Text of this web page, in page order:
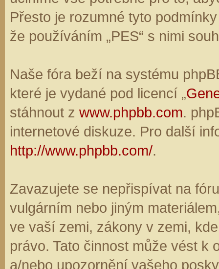
Přesto je rozumné tyto
že používáním „PES“ s nimi
Naše fóra beží na systému
které je vydané pod licencí „
stáhnout z www.phpbb.com.
internetové diskuze. Pro další
http://www.phpbb.com/.
Zavazujete se nepřispívat na
vulgárním nebo jiným
ve vaší zemi, zákony v zemi,
právo. Tato činnost může vést k
a/nebo upozornění vašeho